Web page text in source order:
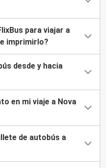
para viajar a
imprimirlo?
desde y hacia
en mi viaje a Nova
de autobús a